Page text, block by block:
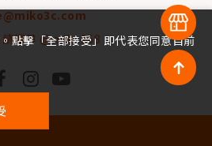
請搜尋 @miko168
點擊「全部接受」即代表您同意目前